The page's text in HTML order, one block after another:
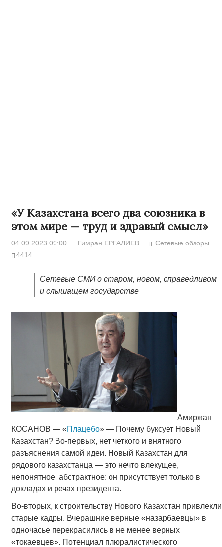
«У Казахстана всего два союзника в
этом мире — труд и здравый смысл»
04.09.2023 09:00 Гимран ЕРГАЛИЕВ
Сетевые обзоры
4414
Сетевые СМИ о старом, новом, справедливом
и слышащем государстве
Амиржан
КОСАНОВ — «Плацебо» — Почему буксует Новый
Казахстан? Во-первых, нет четкого и внятного
разъяснения самой идеи. Новый Казахстан для
рядового казахстанца — это нечто влекущее,
непонятное, абстрактное: он присутствует только в
докладах и речах президента.
Во-вторых, к строительству Нового Казахстан привлекли
старые кадры. Вчерашние верные «назарбаевцы» в
одночасье перекрасились в не менее верных
«токаевцев». Потенциал плюралистического